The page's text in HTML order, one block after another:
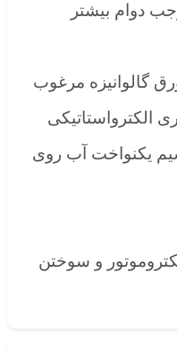
دوام بیشتر
گالوانیزه مرغوب
الکترواستاتیکی
یکنواخت آب روی
و سوختن